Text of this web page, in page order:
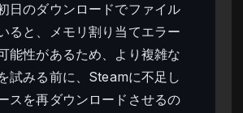
日のダウンロードでファイル
ると、メモリ割り当てエラー
能性があるため、より複雑な
試みる前に、Steamに不足し
スを再ダウンロードさせるの